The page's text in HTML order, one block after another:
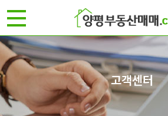
고객센터